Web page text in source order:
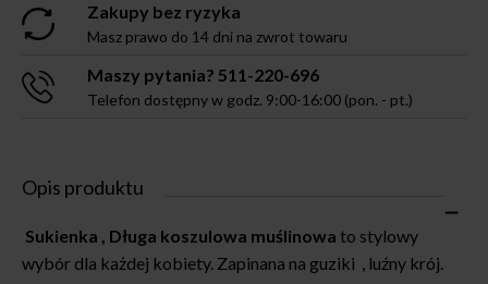
Zakupy bez ryzyka
Masz prawo do 14 dni na zwrot towaru
Maszy pytania? 511-220-696
Telefon dostępny w godz. 9:00-16:00 (pon. - pt.)
Opis produktu
Sukienka , Długa koszulowa muślinowa to stylowy
wybór dla każdej kobiety. Zapinana na guziki , luźny krój.